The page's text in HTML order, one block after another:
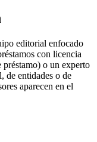
editorial enfocado
con licencia
préstamo) o un experto
de entidades o de
aparecen en el